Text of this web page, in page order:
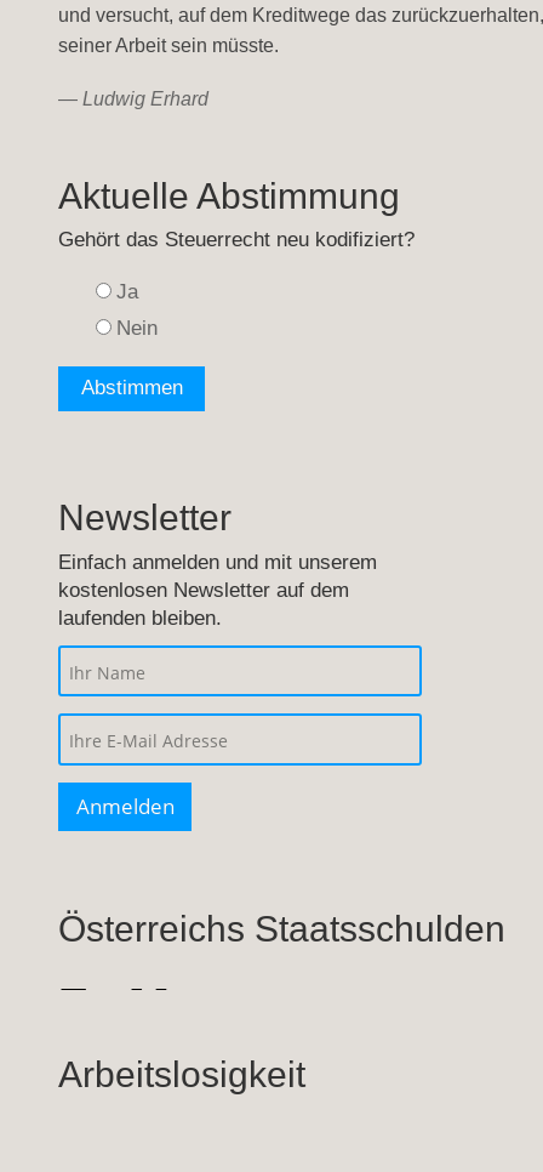
und versucht, auf dem Kreditwege das
seiner Arbeit sein müsste.
— Ludwig Erhard
Aktuelle Abstimmung
Gehört das Steuerrecht neu kodifiziert?
Ja
Nein
Newsletter
Einfach anmelden und mit unserem
kostenlosen Newsletter auf dem
laufenden bleiben.
Österreichs Staatsschulden
Arbeitslosigkeit